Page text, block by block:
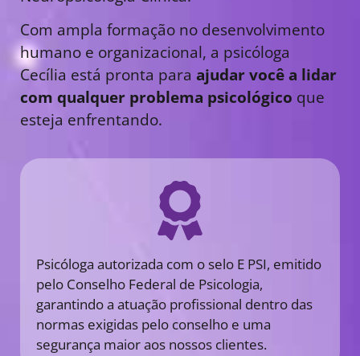
Com ampla formação no desenvolvimento
humano e organizacional, a psicóloga
Cecília está pronta para ajudar você a lidar
com qualquer problema psicológico que
esteja enfrentando.
Psicóloga autorizada com o selo E PSI, emitido
pelo Conselho Federal de Psicologia,
garantindo a atuação profissional dentro das
normas exigidas pelo conselho e uma
segurança maior aos nossos clientes.